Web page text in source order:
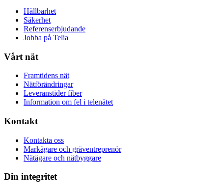
Hållbarhet
Säkerhet
Referenserbjudande
Jobba på Telia
Vårt nät
Framtidens nät
Nätförändringar
Leveranstider fiber
Information om fel i telenätet
Kontakt
Kontakta oss
Markägare och gräventreprenör
Nätägare och nätbyggare
Din integritet